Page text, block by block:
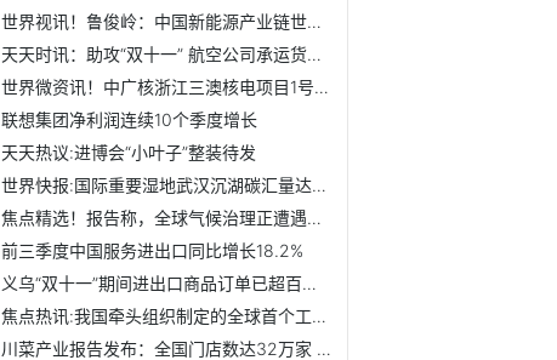
世界视讯！鲁俊岭：中国新能源产业链世界领先
天天时讯：助攻“双十一” 航空公司承运货量迎来高峰
世界微资讯！中广核浙江三澳核电项目1号机组完成穹顶吊装
联想集团净利润连续10个季度增长
天天热议:进博会“小叶子”整装待发
世界快报:国际重要湿地武汉沉湖碳汇量达12.55万吨
焦点精选！报告称，全球气候治理正遭遇巨大挑战 极端天气直...
前三季度中国服务进出口同比增长18.2%
义乌“双十一”期间进出口商品订单已超百万件
焦点热讯:我国牵头组织制定的全球首个工业互联网系统功能架构...
川菜产业报告发布：全国门店数达32万家 打响海外知名度